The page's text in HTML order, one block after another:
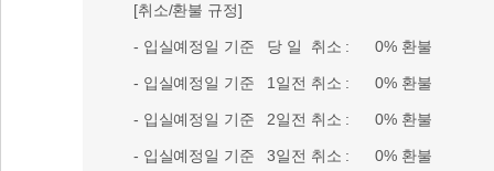
[취소/환불 규정]
- 입실예정일 기준 당 일 취소 : 0% 환불
- 입실예정일 기준 1일전 취소 : 0% 환불
- 입실예정일 기준 2일전 취소 : 0% 환불
- 입실예정일 기준 3일전 취소 : 0% 환불